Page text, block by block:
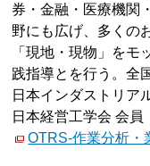
券・金融・医療機関
野にも広げ、多くの
「現地・現物」を
践指導とを行う。全
日本インダストリア
日本経営工学会 会員
OTRS-作業分析・